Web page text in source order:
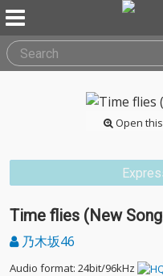
Open
Time flies (New
乃木坂46
Audio format: 24bit/96kHz